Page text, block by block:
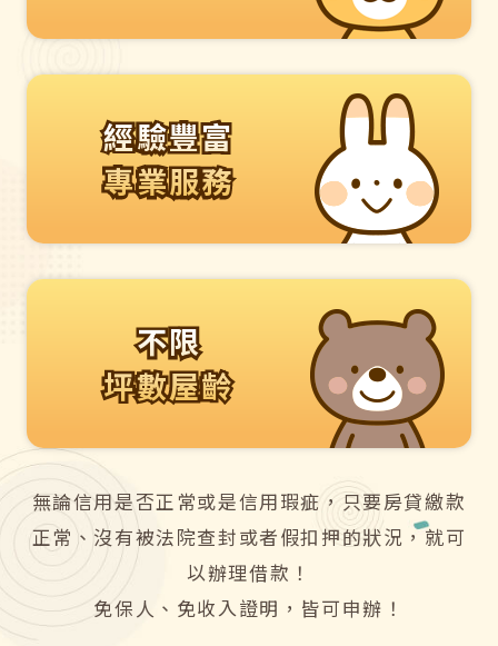
經驗豐富
專業服務
經驗豐富
專業服務
不限
坪數屋齡
不限
坪數屋齡
無論信用是否正常或是信用瑕疵，只要房貸繳款
正常、沒有被法院查封或者假扣押的狀況，就可
以辦理借款！
免保人、免收入證明，皆可申辦！